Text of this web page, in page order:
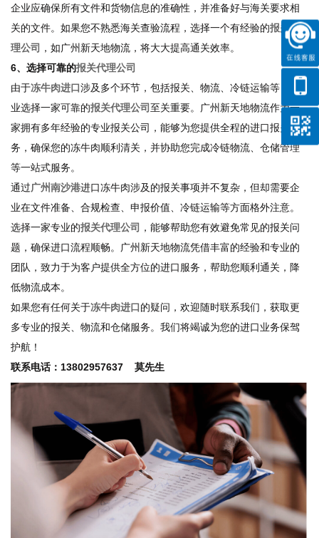
企业应确保所有文件和货物信息的准确性，并准备好与海关要求相
关的文件。如果您不熟悉海关查验流程，选择一个有经验的报关代
理公司 ，如广州新天地物流，将大大提高通关效率。
6、选择可靠的报关代理公司
由于冻牛肉进口涉及多个环节，包括报关、物流、冷链运输等，企
业选择一家可靠的报关代理公司至关重要。广州新天地物流作为一
家拥有多年经验的专业报关公司，能够为您提供全程的进口报关服
务，确保您的冻牛肉顺利清关，并协助您完成冷链物流、仓储管理
等一站式服务。
通过广州南沙港进口冻牛肉涉及的报关事项并不复杂，但却需要企
业在文件准备、合规检查、申报价值、冷链运输等方面格外注意。
选择一家专业的报关代理公司 ，能够帮助您有效避免常见的报关问
题，确保进口流程顺畅。广州新天地物流凭借丰富的经验和专业的
团队，致力于为客户提供全方位的进口服务，帮助您顺利通关，降
低物流成本。
如果您有任何关于冻牛肉进口的疑问，欢迎随时联系我们，获取更
多专业的报关、物流和仓储服务。我们将竭诚为您的进口业务保驾
护航！
联系电话：13802957637 莫先生